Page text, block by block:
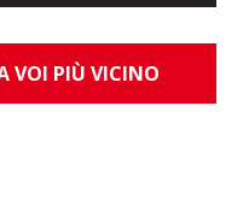
VOI PIÙ VICINO